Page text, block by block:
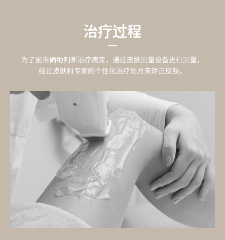
治疗过程
为了更准确地判断治疗病变，通过皮肤测量设备进行测量，
经过皮肤科专家的个性化治疗处方来矫正皮肤。